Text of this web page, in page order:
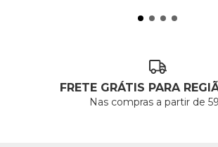
FRETE GRÁTIS PARA
Nas compras a partir de